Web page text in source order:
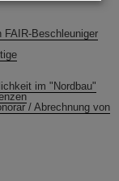
FAIR-Beschleuniger
im "Nordbau"
/ Abrechnung von